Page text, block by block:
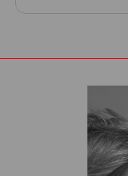
erfolgreich zur
Er hat als Leader,
zwanzig Alben
Come« und »the
mit der Tänzerin und
Tréhoüart, mit der